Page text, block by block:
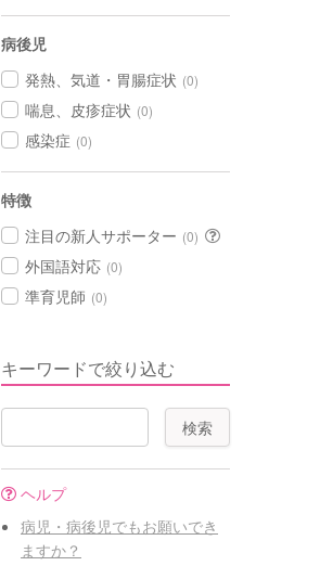
病後児
発熱、気道・胃腸症状 (0)
喘息、皮疹症状 (0)
感染症 (0)
特徴
注目の新人サポーター (0)
外国語対応 (0)
準育児師 (0)
キーワードで絞り込む
ヘルプ
病児・病後児でもお願いでき
ますか？